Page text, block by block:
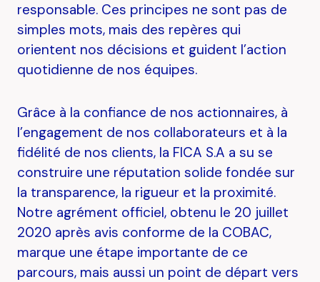
responsable. Ces principes ne sont pas de
simples mots, mais des repères qui
orientent nos décisions et guident l’action
quotidienne de nos équipes.
Grâce à la confiance de nos actionnaires, à
l’engagement de nos collaborateurs et à la
fidélité de nos clients, la FICA S.A a su se
construire une réputation solide fondée sur
la transparence, la rigueur et la proximité.
Notre agrément officiel, obtenu le 20 juillet
2020 après avis conforme de la COBAC,
marque une étape importante de ce
parcours, mais aussi un point de départ vers